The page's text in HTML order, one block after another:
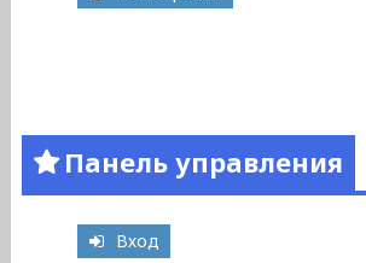
Панель управления
Вход